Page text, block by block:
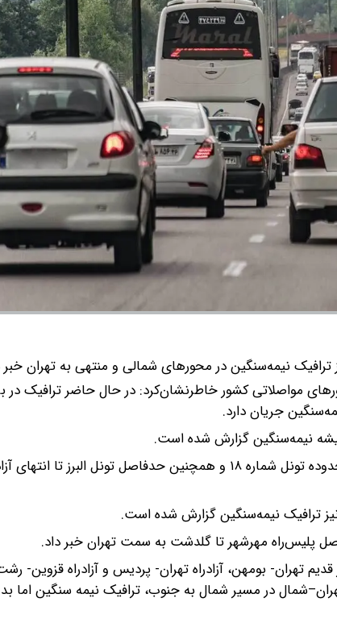
ترافیک نیمه‌سنگین در محورهای شمالی و منتهی به تهران خبر
مواصلاتی کشور خاطرنشان‌کرد: در حال حاضر ترافیک در
جریان دارد.
نیمه‌سنگین گزارش شده است.
جانشین پلیس راه راهور فراجا افزود: در آزادراه تهران- شمال محدوده تونل شماره ۱۸ و همچنین حدفاصل
ترافیک نیمه‌سنگین گزارش شده است.
پلیس‌راه مهرشهر تا گلدشت به سمت تهران خبر داد.
تهران- بومهن، آزادراه تهران- پردیس و آزادراه قزوین-
در مسیر شمال به جنوب، ترافیک نیمه سنگین اما